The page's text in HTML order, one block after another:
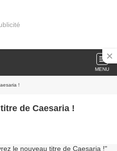
MENU
!
de Caesaria !